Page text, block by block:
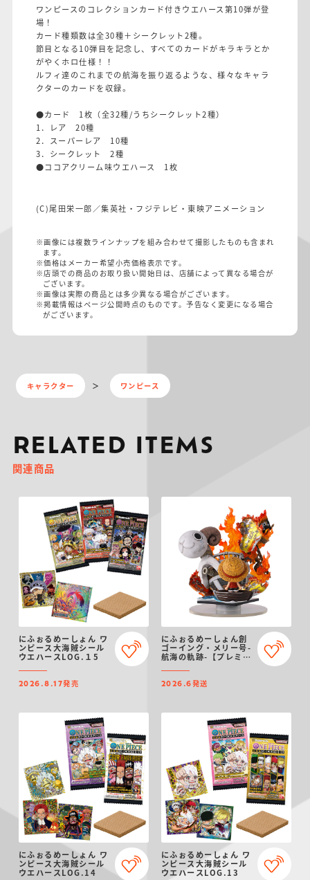
ワンピースのコレクションカード付きウエハース第10弾が登
場！
カード種類数は全30種＋シークレット2種。
節目となる10弾目を記念し、すべてのカードがキラキラとか
がやくホロ仕様！！
ルフィ達のこれまでの航海を振り返るような、様々なキャラ
クターのカードを収録。
●カード 1枚（全32種/うちシークレット2種）
1．レア 20種
2．スーパーレア 10種
3．シークレット 2種
●ココアクリーム味ウエハース 1枚
(C)尾田栄一郎／集英社・フジテレビ・東映アニメーション
※画像には複数ラインナップを組み合わせて撮影したものも含まれ
ます。
※価格はメーカー希望小売価格表示です。
※店頭での商品のお取り扱い開始日は、店舗によって異なる場合が
ございます。
※画像は実際の商品とは多少異なる場合がございます。
※掲載情報はページ公開時点のものです。予告なく変更になる場合
がございます。
キャラクター ワンピース
RELATED ITEMS
関連商品
にふぉるめーしょん ワ
ンピース大海賊シール
ウエハースLOG.１5
2026.8.17発売
にふぉるめーしょん創
ゴーイング・メリー号-
航海の軌跡-【プレミア
2026.6発送
にふぉるめーしょん ワ
ンピース大海賊シール
ウエハースLOG.14
にふぉるめーしょん ワ
ンピース大海賊シール
ウエハースLOG.13